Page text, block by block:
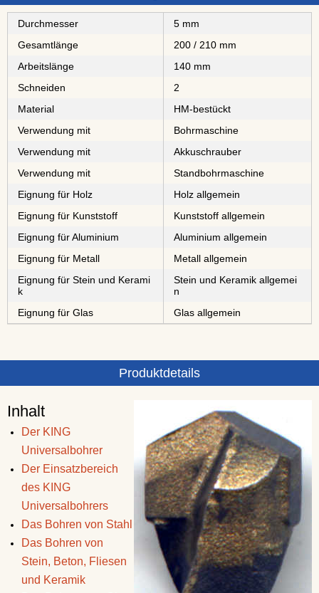
Durchmesser
5 mm
Gesamtlänge
200 / 210 mm
Arbeitslänge
140 mm
Schneiden
2
Material
⁠⁠⁠⁠⁠⁠⁠⁠HM-bestückt
Verwendung mit
Bohrmaschine
Verwendung mit
Akkuschrauber
Verwendung mit
Standbohrmaschine
Eignung für Holz
Holz allgemein
Eignung für Kunststoff
Kunststoff allgemein
Eignung für Aluminium
Aluminium allgemein
Eignung für Metall
Metall allgemein
Eignung für Stein und Kerami
k
Stein und Keramik allgemei
n
Eignung für Glas
Glas allgemein
Produktdetails
Inhalt
Der KING
Universalbohrer
Der Einsatzbereich
des KING
Universalbohrers
Das Bohren von Stahl
Das Bohren von
Stein, Beton, Fliesen
und Keramik